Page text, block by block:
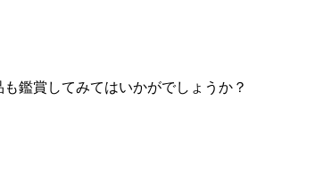
鑑賞してみてはいかがでしょうか？